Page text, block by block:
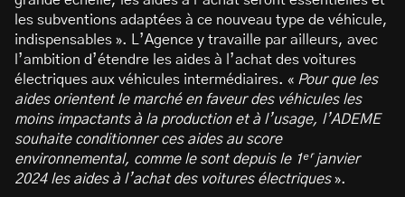
les subventions adaptées à ce nouveau type de véhicule,
indispensables ». L’Agence y travaille par ailleurs, avec
l’ambition d’étendre les aides à l’achat des voitures
électriques aux véhicules intermédiaires. « Pour que les
aides orientent le marché en faveur des véhicules les
moins impactants à la production et à l’usage, l’ADEME
souhaite conditionner ces aides au score
environnemental, comme le sont depuis le 1ᵉʳ janvier
2024 les aides à l’achat des voitures électriques».